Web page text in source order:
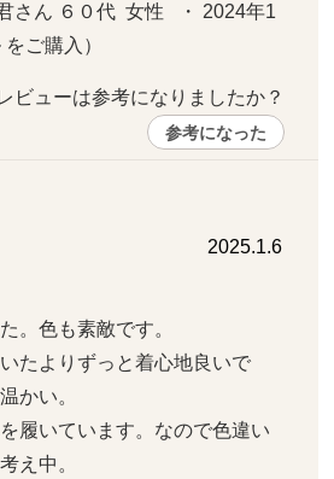
さん ６０代  女性   ・ 2024年1
ご購入）
ビューは参考になりましたか？
参考になった
2025.1.6
。色も素敵です。
たよりずっと着心地良いで
かい。
履いています。なので色違い
え中。